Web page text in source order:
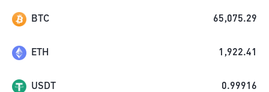
BTC 65,075.29
ETH 1,922.41
USDT 0.99916